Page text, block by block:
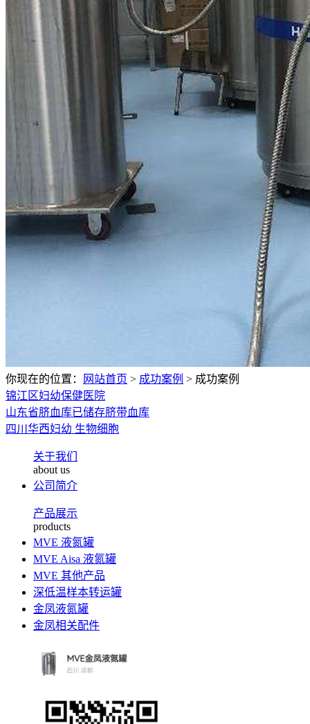
你现在的位置： 网站首页 > 成功案例 > 成功案例
锦江区妇幼保健医院
山东省脐血库已储存脐带血库
四川华西妇幼 生物细胞
关于我们
about us
公司简介
产品展示
products
MVE 液氮罐
MVE Aisa 液氮罐
MVE 其他产品
深低温样本转运罐
金凤液氮罐
金凤相关配件